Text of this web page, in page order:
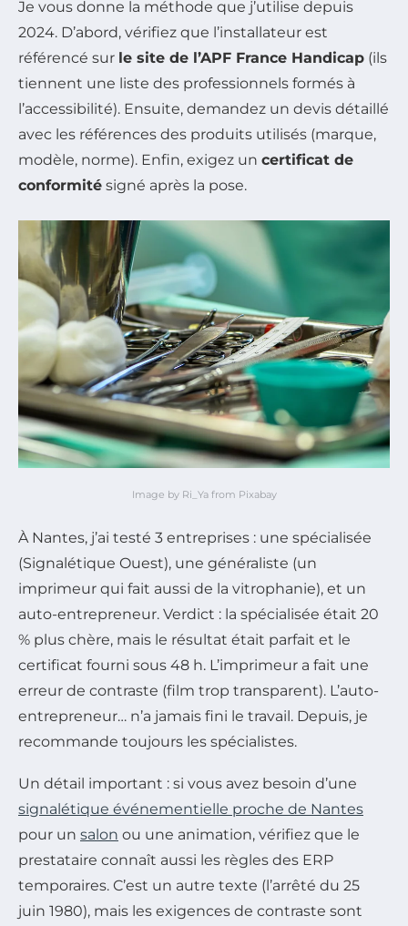
Je vous donne la méthode que j’utilise depuis
2024. D’abord, vérifiez que l’installateur est
référencé sur le site de l’APF France Handicap (ils
tiennent une liste des professionnels formés à
l’accessibilité). Ensuite, demandez un devis détaillé
avec les références des produits utilisés (marque,
modèle, norme). Enfin, exigez un certificat de
conformité signé après la pose.
Image by Ri_Ya from Pixabay
À Nantes, j’ai testé 3 entreprises : une spécialisée
(Signalétique Ouest), une généraliste (un
imprimeur qui fait aussi de la vitrophanie), et un
auto-entrepreneur. Verdict : la spécialisée était 20
% plus chère, mais le résultat était parfait et le
certificat fourni sous 48 h. L’imprimeur a fait une
erreur de contraste (film trop transparent). L’auto-
entrepreneur… n’a jamais fini le travail. Depuis, je
recommande toujours les spécialistes.
Un détail important : si vous avez besoin d’une
signalétique événementielle proche de Nantes
pour un salon ou une animation, vérifiez que le
prestataire connaît aussi les règles des ERP
temporaires. C’est un autre texte (l’arrêté du 25
juin 1980), mais les exigences de contraste sont